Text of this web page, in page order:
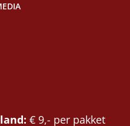
€ 9,- per pakket